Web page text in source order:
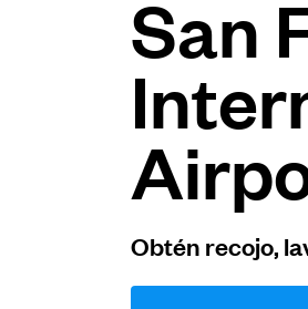
Iniciar sesión
Descarga nuestra app
San
Obtén recojo,